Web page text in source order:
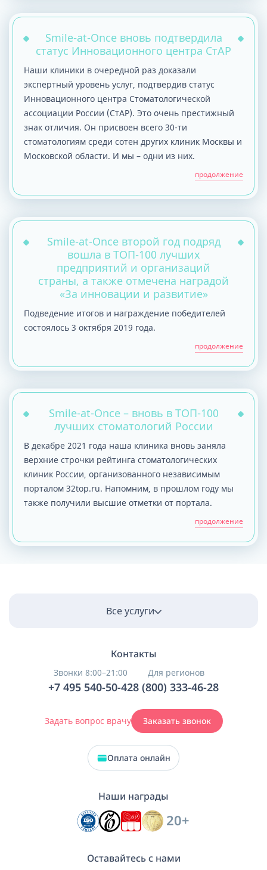
Smile-at-Once вновь подтвердила
статус Инновационного центра СтАР
Наши клиники в очередной раз доказали
экспертный уровень услуг, подтвердив статус
Инновационного центра Стоматологической
ассоциации России (СтАР). Это очень престижный
знак отличия. Он присвоен всего 30-ти
стоматологиям среди сотен других клиник Москвы и
Московской области. И мы – одни из них.
продолжение
Smile-at-Once второй год подряд
вошла в ТОП-100 лучших
предприятий и организаций
страны, а также отмечена наградой
«За инновации и развитие»
Подведение итогов и награждение победителей
состоялось 3 октября 2019 года.
продолжение
Smile-at-Once – вновь в ТОП-100
лучших стоматологий России
В декабре 2021 года наша клиника вновь заняла
верхние строчки рейтинга стоматологических
клиник России, организованного независимым
порталом 32top.ru. Напомним, в прошлом году мы
также получили высшие отметки от портала.
продолжение
Все услуги
Контакты
Звонки 8:00–21:00
+7 495 540-50-42
Для регионов
8 (800) 333-46-28
Задать вопрос врачу Заказать звонок
Оплата онлайн
Наши награды
20+
Оставайтесь с нами